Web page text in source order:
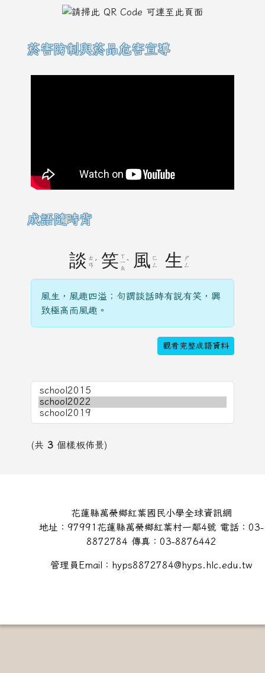
菸害防制與菸品危害宣導
成語隨時背
談 ㄊ
ㄢ ˊ 笑 ㄒ
ㄧ
ㄠ
ˋ 風 ㄈ
ㄥ
生
ㄕ
ㄥ
風生，風趣四溢；句謂談話時有說有笑，興
致極高而風趣。
觀看完整成語資料
(共 3 個樣板佈景)
花蓮縣萬榮鄉紅葉國民小學全球資訊網
地址：97991花蓮縣萬榮鄉紅葉村一鄰4號 電話：03-
8872784 傳真：03-8876442
管理員Email：hyps8872784@hyps.hlc.edu.tw